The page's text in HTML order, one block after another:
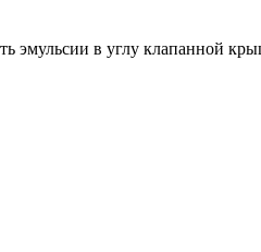
эмульсии в углу клапанной